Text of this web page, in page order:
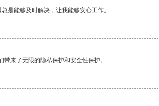
是能够及时解决，让我能够安心工作。
来了无限的隐私保护和安全性保护。